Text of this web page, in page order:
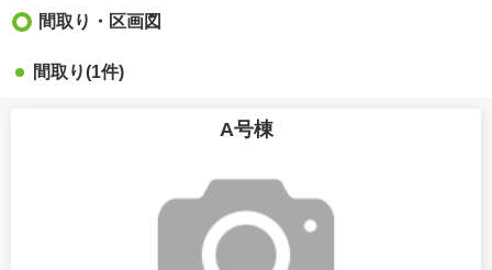
間取り・区画図
間取り(1件)
A号棟